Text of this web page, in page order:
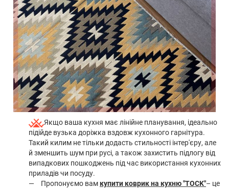
Якщо ваша кухня має лінійне планування, ідеально
підійде вузька доріжка вздовж кухонного гарнітура.
Такий килим не тільки додасть стильності інтер'єру, але
й зменшить шум при русі, а також захистить підлогу від
випадкових пошкоджень під час використання кухонних
приладів чи посуду.
Пропонуємо вам купити коврик на кухню "TOCK"– це